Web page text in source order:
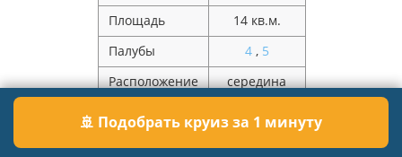
Площадь
14 кв.м.
Палубы
4, 5
Расположение
середина
человека
85 680 ₽
Цена за каюту 234 360 ₽
🚢 Подобрать круиз за 1 минуту